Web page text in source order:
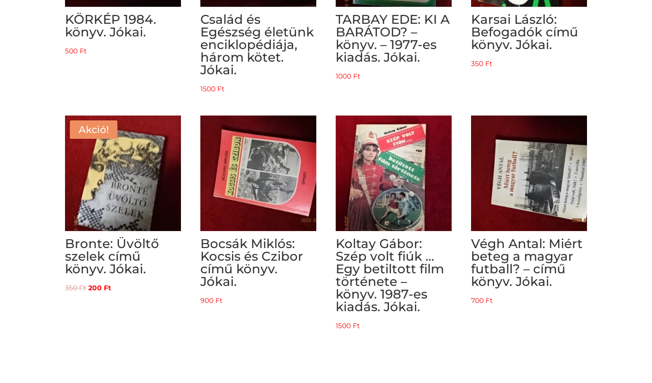
KÖRKÉP 1984.
könyv. Jókai.
500 Ft
Család és
Egészség életünk
enciklopédiája,
három kötet.
Jókai.
1500 Ft
TARBAY EDE: KI A
BARÁTOD? –
könyv. – 1977-es
kiadás. Jókai.
1000 Ft
Karsai László:
Befogadók című
könyv. Jókai.
350 Ft
Akció!
Bronte: Üvöltő
szelek című
könyv. Jókai.
350FtOriginal
200 FtCurrent
Bocsák Miklós:
Kocsis és Czibor
című könyv.
Jókai.
900 Ft
Koltay Gábor:
Szép volt fiúk …
Egy betiltott film
története –
könyv. 1987-es
kiadás. Jókai.
1500 Ft
Végh Antal: Miért
beteg a magyar
futball? – című
könyv. Jókai.
700 Ft